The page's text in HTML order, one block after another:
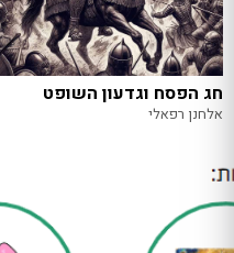
חג הפסח וגדעון השופט
אלחנן רפאלי